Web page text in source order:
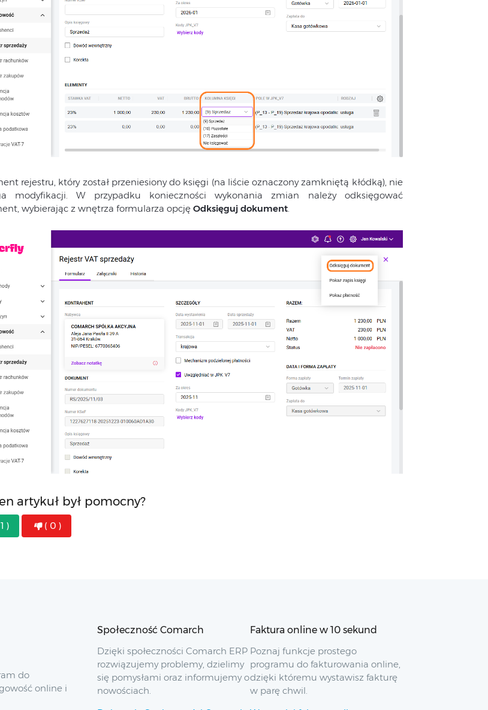
rejestru, który został przeniesiony do księgi (na liście oznaczony zamkniętą kłódką), nie
modyfikacji. W przypadku konieczności wykonania zmian należy odksięgować
wybierając z wnętrza formularza opcję Odksięguj dokument.
artykuł był pomocny?
) ( 0 )
do
online i
Społeczność Comarch
Dzięki społeczności Comarch ERP
rozwiązujemy problemy, dzielimy
się pomysłami oraz informujemy o
nowościach.
Faktura online w 10 sekund
Poznaj funkcje prostego
programu do fakturowania online,
dzięki któremu wystawisz fakturę
w parę chwil.